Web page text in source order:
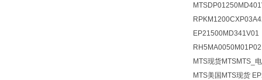
MTS现货MTSMTS_
MTS美国MTS现货